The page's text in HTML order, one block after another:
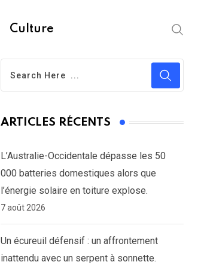
Culture
ARTICLES RÉCENTS
L’Australie-Occidentale dépasse les 50
000 batteries domestiques alors que
l’énergie solaire en toiture explose.
7 août 2026
Un écureuil défensif : un affrontement
inattendu avec un serpent à sonnette.